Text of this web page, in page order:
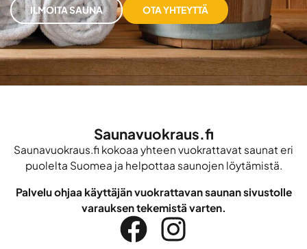
ILMOITA SAUNA OTA YHTEYTTÄ
Saunavuokraus.fi
Saunavuokraus.fi kokoaa yhteen vuokrattavat saunat eri
puolelta Suomea ja helpottaa saunojen löytämistä.
Palvelu ohjaa käyttäjän vuokrattavan saunan sivustolle
varauksen tekemistä varten.